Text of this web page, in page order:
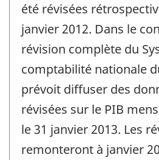
-
été révisées
janvier 2012. Dans le
révision complète du
comptabilité nationale
prévoit diffuser des
révisées sur le PIB
le 31 janvier 2013. Les
remonteront à janvier